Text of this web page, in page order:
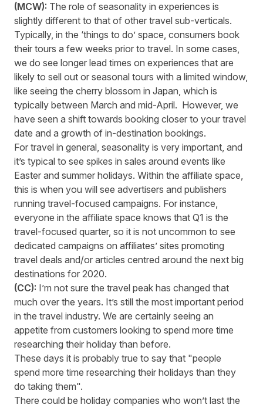
(MCW): The role of seasonality in experiences is
slightly different to that of other travel sub-verticals.
Typically, in the ‘things to do’ space, consumers book
their tours a few weeks prior to travel. In some cases,
we do see longer lead times on experiences that are
likely to sell out or seasonal tours with a limited window,
like seeing the cherry blossom in Japan, which is
typically between March and mid-April. However, we
have seen a shift towards booking closer to your travel
date and a growth of in-destination bookings.
For travel in general, seasonality is very important, and
it’s typical to see spikes in sales around events like
Easter and summer holidays. Within the affiliate space,
this is when you will see advertisers and publishers
running travel-focused campaigns. For instance,
everyone in the affiliate space knows that Q1 is the
travel-focused quarter, so it is not uncommon to see
dedicated campaigns on affiliates’ sites promoting
travel deals and/or articles centred around the next big
destinations for 2020.
(CC): I’m not sure the travel peak has changed that
much over the years. It’s still the most important period
in the travel industry. We are certainly seeing an
appetite from customers looking to spend more time
researching their holiday than before.
These days it is probably true to say that "people
spend more time researching their holidays than they
do taking them".
There could be holiday companies who won’t last the